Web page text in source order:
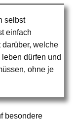
selbst
einfach
welche
dürfen und
ohne je
besondere